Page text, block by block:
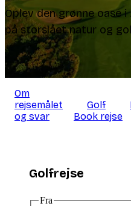
Oplev den grønne oase
på storslået natur og
Om
rejsemålet
Golf
og svar
Book rejse
Golfrejse
Fra